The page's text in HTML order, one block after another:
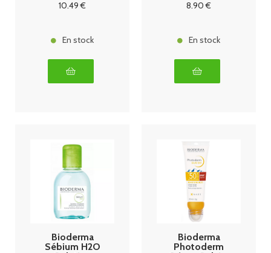
10.49 €
En stock
8.90 €
En stock
Bioderma
Sébium H2O
Bioderma
Photoderm